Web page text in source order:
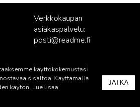
Verkkokaupan
asiakaspalvelu:
posti@readme.fi
käyttökokemustasi
sisältöä. Käyttämällä
käytön. Lue lisää
JATKA